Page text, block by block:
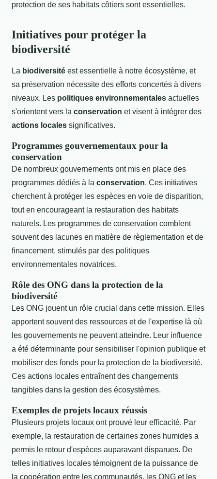
protection de ses habitats côtiers sont essentielles.
Initiatives pour protéger la
biodiversité
La biodiversité est essentielle à notre écosystème, et
sa préservation nécessite des efforts concertés à divers
niveaux. Les politiques environnementales actuelles
s'orientent vers la conservation et visent à intégrer des
actions locales significatives.
Programmes gouvernementaux pour la
conservation
De nombreux gouvernements ont mis en place des
programmes dédiés à la conservation. Ces initiatives
cherchent à protéger les espèces en voie de disparition,
tout en encourageant la restauration des habitats
naturels. Les programmes de conservation comblent
souvent des lacunes en matière de règlementation et de
financement, stimulés par des politiques
environnementales novatrices.
Rôle des ONG dans la protection de la
biodiversité
Les ONG jouent un rôle crucial dans cette mission. Elles
apportent souvent des ressources et de l'expertise là où
les gouvernements ne peuvent atteindre. Leur influence
a été déterminante pour sensibiliser l'opinion publique et
mobiliser des fonds pour la protection de la biodiversité.
Ces actions locales entraînent des changements
tangibles dans la gestion des écosystèmes.
Exemples de projets locaux réussis
Plusieurs projets locaux ont prouvé leur efficacité. Par
exemple, la restauration de certaines zones humides a
permis le retour d'espèces auparavant disparues. De
telles initiatives locales témoignent de la puissance de
la coopération entre les communautés, les ONG et les